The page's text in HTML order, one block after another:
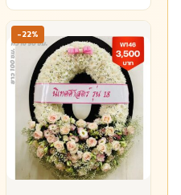
-22%